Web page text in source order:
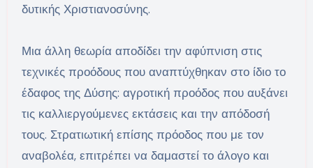
δυτικής Χριστιανοσύνης.
Μια άλλη θεωρία αποδίδει την αφύπνιση στις
τεχνικές προόδους που αναπτύχθηκαν στο ίδιο το
έδαφος της Δύσης: αγροτική προόδος που αυξάνει
τις καλλιεργούμενες εκτάσεις και την απόδοσή
τους. Στρατιωτική επίσης πρόοδος που με τον
αναβολέα, επιτρέπει να δαμαστεί το άλογο και